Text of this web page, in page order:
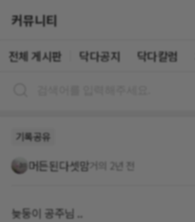
커뮤니티
전체 게시판 닥다공지 닥다칼럼
기록공유
머든된다셋맘 거의 2년 전
늦둥이 공주님 ..